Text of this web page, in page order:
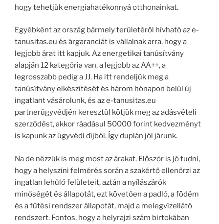
hogy tehetjük energiahatékonnyá otthonainkat.
Egyébként az ország bármely területéről hívható az e-
tanusitas.eu és árgaranciát is vállalnak arra, hogy a
legjobb árat itt kapjuk. Az energetikai tanúsítvány
alapján 12 kategória van, a legjobb az AA++, a
legrosszabb pedig a JJ. Ha itt rendeljük meg a
tanúsítvány elkészítését és három hónapon belül új
ingatlant vásárolunk, és az e-tanusitas.eu
partnerügyvédjén keresztül kötjük meg az adásvételi
szerződést, akkor ráadásul 50000 forint kedvezményt
is kapunk az ügyvédi díjból. Így duplán jól járunk.
Na de nézzük is meg most az árakat. Először is jó tudni,
hogy a helyszíni felmérés során a szakértő ellenőrzi az
ingatlan lehűlő felületeit, aztán a nyílászárók
minőségét és állapotát, ezt követően a padló, a födém
és a fűtési rendszer állapotát, majd a melegvízellátó
rendszert. Fontos, hogy a helyrajzi szám birtokában